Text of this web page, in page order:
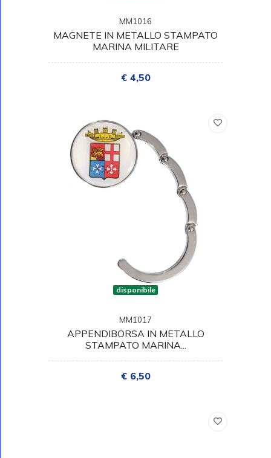
MM1016
MAGNETE IN METALLO STAMPATO
MARINA MILITARE
€ 4,50
disponibile
MM1017
APPENDIBORSA IN METALLO
STAMPATO MARINA...
€ 6,50